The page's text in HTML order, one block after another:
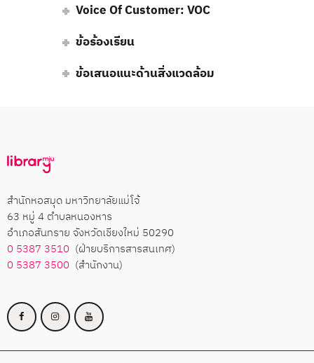
Voice Of Customer: VOC
ข้อร้องเรียน
ข้อเสนอแนะด้านสิ่งแวดล้อม
สำนักหอสมุด มหาวิทยาลัยแม่โจ้
63 หมู่ 4 ตำบลหนองหาร
อำเภอสันทราย จังหวัดเชียงใหม่ 50290
0 5387 3510 (ฝ่ายบริการสารสนเทศ)
0 5387 3500 (สำนักงาน)